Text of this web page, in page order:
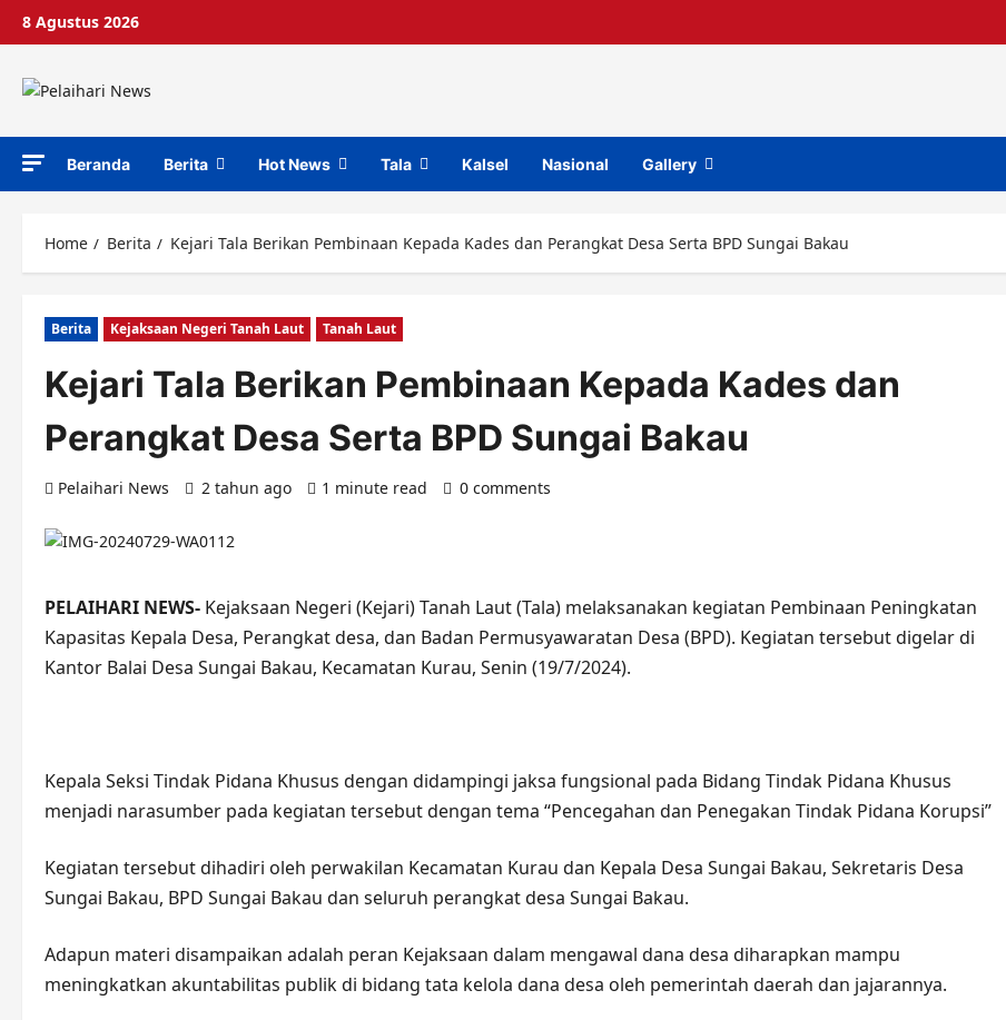
Skip8 Agustus 2026
Beranda Berita Hot News Tala Kalsel Nasional Gallery
Home Berita Kejari Tala Berikan Pembinaan Kepada Kades dan Perangkat Desa Serta BPD Sungai Bakau
Berita Kejaksaan Negeri Tanah Laut Tanah Laut
Kejari Tala Berikan Pembinaan Kepada Kades dan
Perangkat Desa Serta BPD Sungai Bakau
Pelaihari News 2 tahun ago 1 minute read 0 comments
PELAIHARI NEWS- Kejaksaan Negeri (Kejari) Tanah Laut (Tala) melaksanakan kegiatan Pembinaan Peningkatan
Kapasitas Kepala Desa, Perangkat desa, dan Badan Permusyawaratan Desa (BPD). Kegiatan tersebut digelar di
Kantor Balai Desa Sungai Bakau, Kecamatan Kurau, Senin (19/7/2024).
Kepala Seksi Tindak Pidana Khusus dengan didampingi jaksa fungsional pada Bidang Tindak Pidana Khusus
menjadi narasumber pada kegiatan tersebut dengan tema “Pencegahan dan Penegakan Tindak Pidana Korupsi”
Kegiatan tersebut dihadiri oleh perwakilan Kecamatan Kurau dan Kepala Desa Sungai Bakau, Sekretaris Desa
Sungai Bakau, BPD Sungai Bakau dan seluruh perangkat desa Sungai Bakau.
Adapun materi disampaikan adalah peran Kejaksaan dalam mengawal dana desa diharapkan mampu
meningkatkan akuntabilitas publik di bidang tata kelola dana desa oleh pemerintah daerah dan jajarannya.